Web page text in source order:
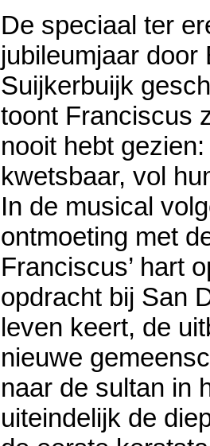
De speciaal ter
jubileumjaar door
Suijkerbuijk
toont Franciscus
nooit hebt
kwetsbaar, vol
In de musical
ontmoeting met
Franciscus’ hart
opdracht bij San
leven keert, de
nieuwe
naar de sultan in
uiteindelijk de